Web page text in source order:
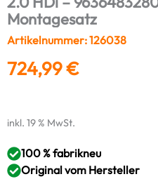
Montagesatz
Artikelnummer: 126038
724,99€
inkl. 19 % MwSt.
100 % fabrikneu
Original vom Hersteller